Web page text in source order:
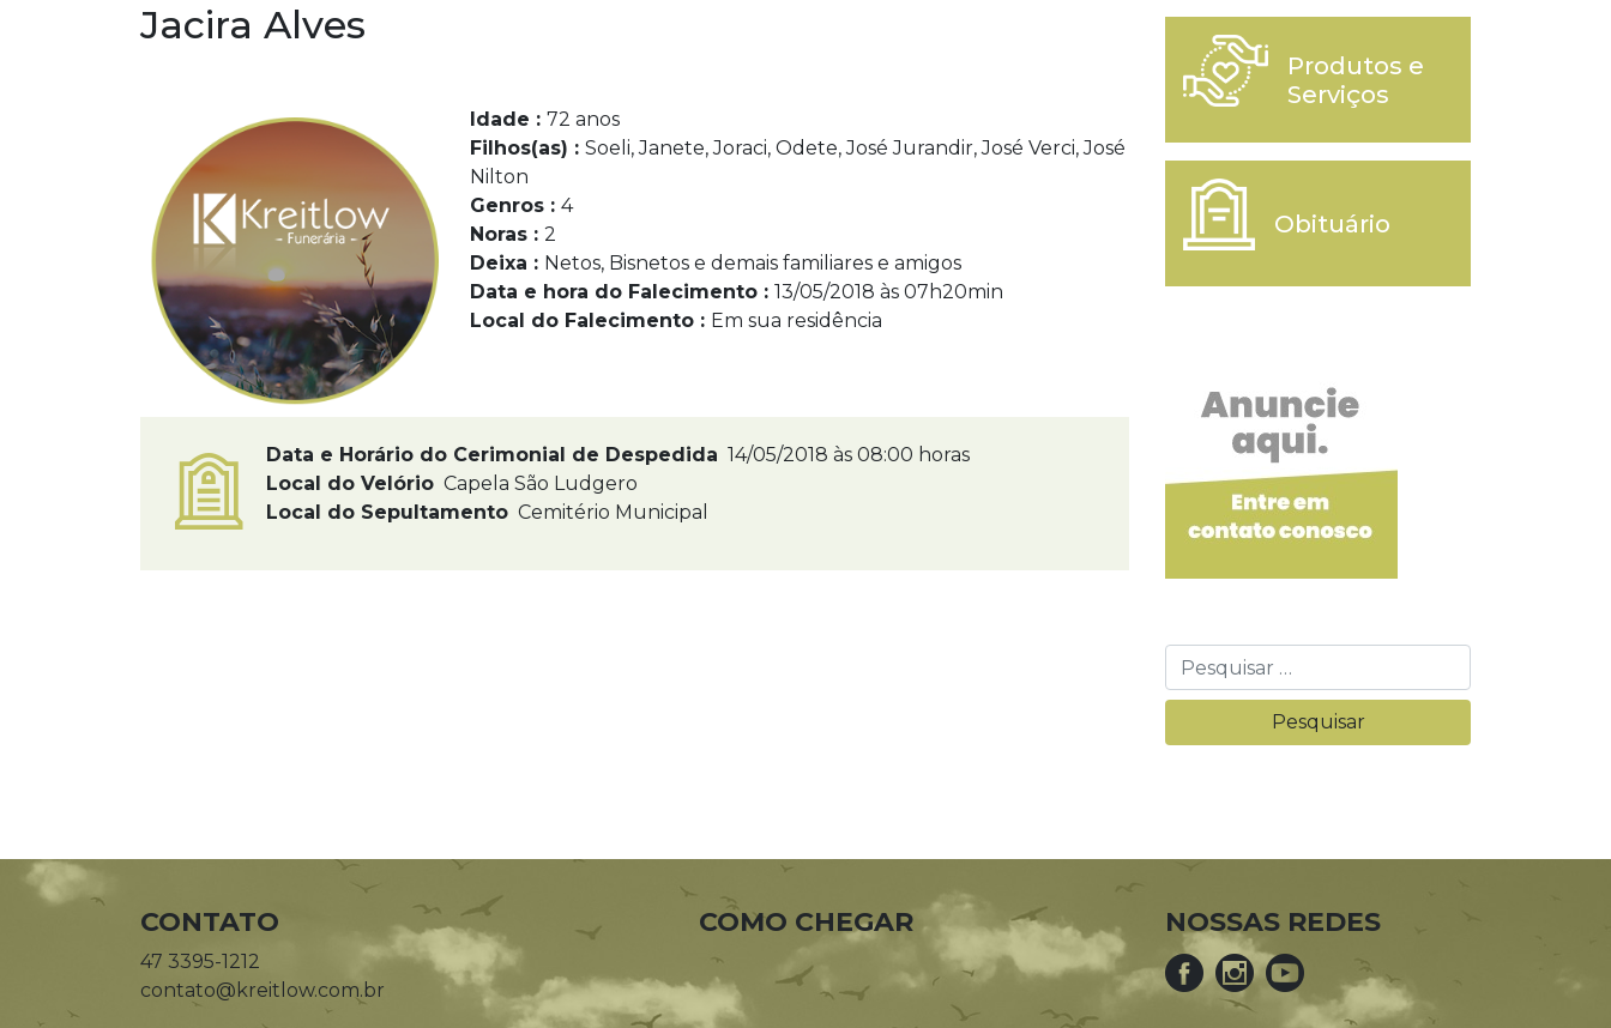
Jacira Alves
Idade : 72 anos
Filhos(as) : Soeli, Janete, Joraci, Odete, José Jurandir, José Verci, José
Nilton
Genros : 4
Noras : 2
Deixa : Netos, Bisnetos e demais familiares e amigos
Data e hora do Falecimento : 13/05/2018 às 07h20min
Local do Falecimento : Em sua residência
Data e Horário do Cerimonial de Despedida 14/05/2018 às 08:00 horas
Local do Velório Capela São Ludgero
Local do Sepultamento Cemitério Municipal
Produtos e
Serviços
Obituário
CONTATO
47 3395-1212
contato@kreitlow.com.br
COMO CHEGAR NOSSAS REDES